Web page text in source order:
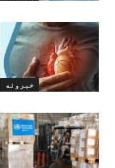
خبرونه